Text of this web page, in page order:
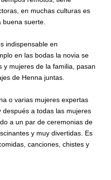
en muchas culturas es
buena suerte.
indispensable en
en las bodas la novia se
y mujeres de la familia, pasan
de Henna juntas.
o varias mujeres expertas
a todas las mujeres
a un par de ceremonias de
y muy divertidas. Es
canciones, chistes y